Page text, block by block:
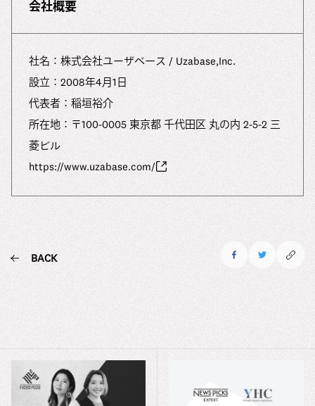
会社概要
社名：株式会社ユーザベース / Uzabase,Inc.
設⽴：2008年4⽉1⽇
代表者：稲垣裕介
所在地：〒100-0005 東京都 千代田区 丸の内 2-5-2 三
菱ビル
https://www.uzabase.com/
BACK